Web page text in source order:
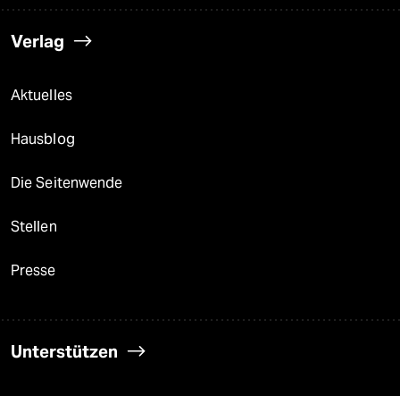
Verlag
Aktuelles
Hausblog
Die Seitenwende
Stellen
Presse
Unterstützen